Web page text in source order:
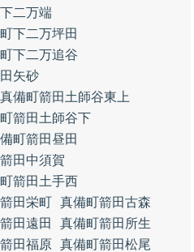
二万端
下二万坪田
下二万追谷
矢砂
真備町箭田土師谷東上
箭田土師谷下
町箭田昼田
田中須賀
箭田土手西
田栄町 真備町箭田古森
田遠田
真備町箭田所生
田福原 真備町箭田松尾